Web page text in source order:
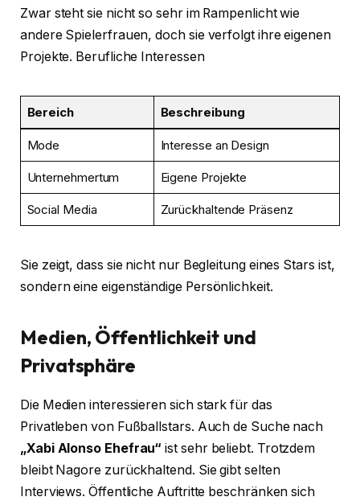
Zwar steht sie nicht so sehr im Rampenlicht wie
andere Spielerfrauen, doch sie verfolgt ihre eigenen
Projekte. Berufliche Interessen
Bereich Beschreibung
Mode Interesse an Design
Unternehmertum Eigene Projekte
Social Media Zurückhaltende Präsenz
Sie zeigt, dass sie nicht nur Begleitung eines Stars ist,
sondern eine eigenständige Persönlichkeit.
Medien, Öffentlichkeit und
Privatsphäre
Die Medien interessieren sich stark für das
Privatleben von Fußballstars. Auch de Suche nach
„Xabi Alonso Ehefrau“ ist sehr beliebt. Trotzdem
bleibt Nagore zurückhaltend. Sie gibt selten
Interviews. Öffentliche Auftritte beschränken sich